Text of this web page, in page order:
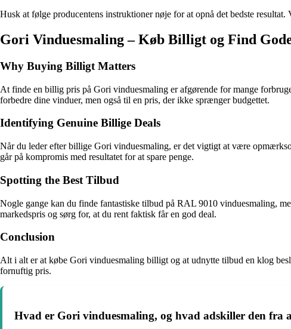
Husk at følge producentens instruktioner nøje for at opnå det bedste
Gori Vinduesmaling – Køb Billigt og Find
Why Buying Billigt Matters
At finde en billig pris på Gori vinduesmaling er afgørende for mange
forbedre dine vinduer, men også til en pris, der ikke sprænger budgettet.
Identifying Genuine Billige Deals
Når du leder efter billige Gori vinduesmaling, er det vigtigt at være
går på kompromis med resultatet for at spare penge.
Spotting the Best Tilbud
Nogle gange kan du finde fantastiske tilbud på RAL 9010 vinduesmaling,
markedspris og sørg for, at du rent faktisk får en god deal.
Conclusion
Alt i alt er at købe Gori vinduesmaling billigt og at udnytte tilbud en klog
fornuftig pris.
Hvad er Gori vinduesmaling, og hvad adskiller den fra